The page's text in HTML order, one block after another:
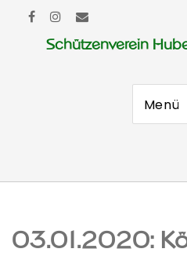
Schützenverein
Menü
03.01.2020: